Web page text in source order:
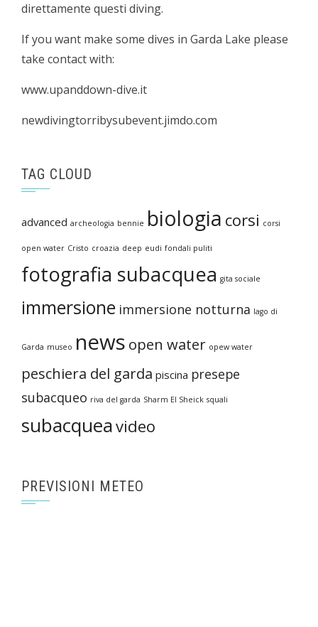
direttamente questi diving.
If you want make some dives in Garda Lake please
take contact with:
www.upanddown-dive.it
newdivingtorribysubevent.jimdo.com
TAG CLOUD
advanced archeologia bennie biologia corsi corsi
open water Cristo croazia deep eudi fondali puliti
fotografia subacquea gita sociale
immersione immersione notturna lago di
Garda museo news open water opew water
peschiera del garda piscina presepe
subacqueo riva del garda Sharm El Sheick squali
subacqueavideo
PREVISIONI METEO